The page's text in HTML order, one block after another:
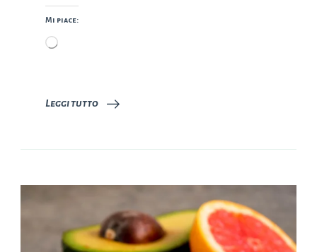
Mi piace:
Caricamento
Leggi tutto